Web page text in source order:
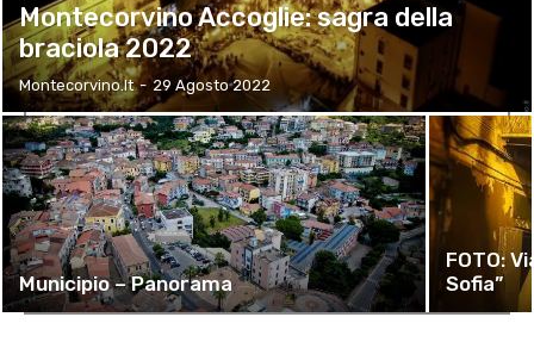
Montecorvino Accoglie: sagra della
braciola 2022
Montecorvino.it - 29 Agosto 2022
Municipio – Panorama
FOTO:
Sofia”